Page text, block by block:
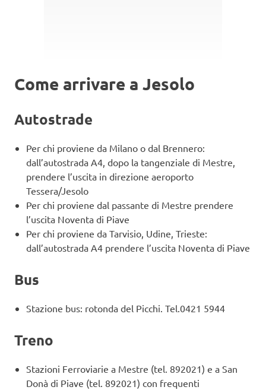
Come arrivare a Jesolo
Autostrade
Per chi proviene da Milano o dal Brennero:
dall’autostrada A4, dopo la tangenziale di Mestre,
prendere l’uscita in direzione aeroporto
Tessera/Jesolo
Per chi proviene dal passante di Mestre prendere
l’uscita Noventa di Piave
Per chi proviene da Tarvisio, Udine, Trieste:
dall’autostrada A4 prendere l’uscita Noventa di Piave
Bus
Stazione bus: rotonda del Picchi. Tel.0421 5944
Treno
Stazioni Ferroviarie a Mestre (tel. 892021) e a San
Donà di Piave (tel. 892021) con frequenti